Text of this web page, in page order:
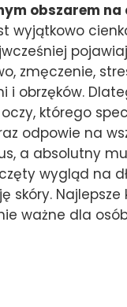
obszarem na
wyjątkowo
zmęczenie,
obrzęków.
którego
odpowie na
a absolutny
wygląd na
skóry.
ważne dla